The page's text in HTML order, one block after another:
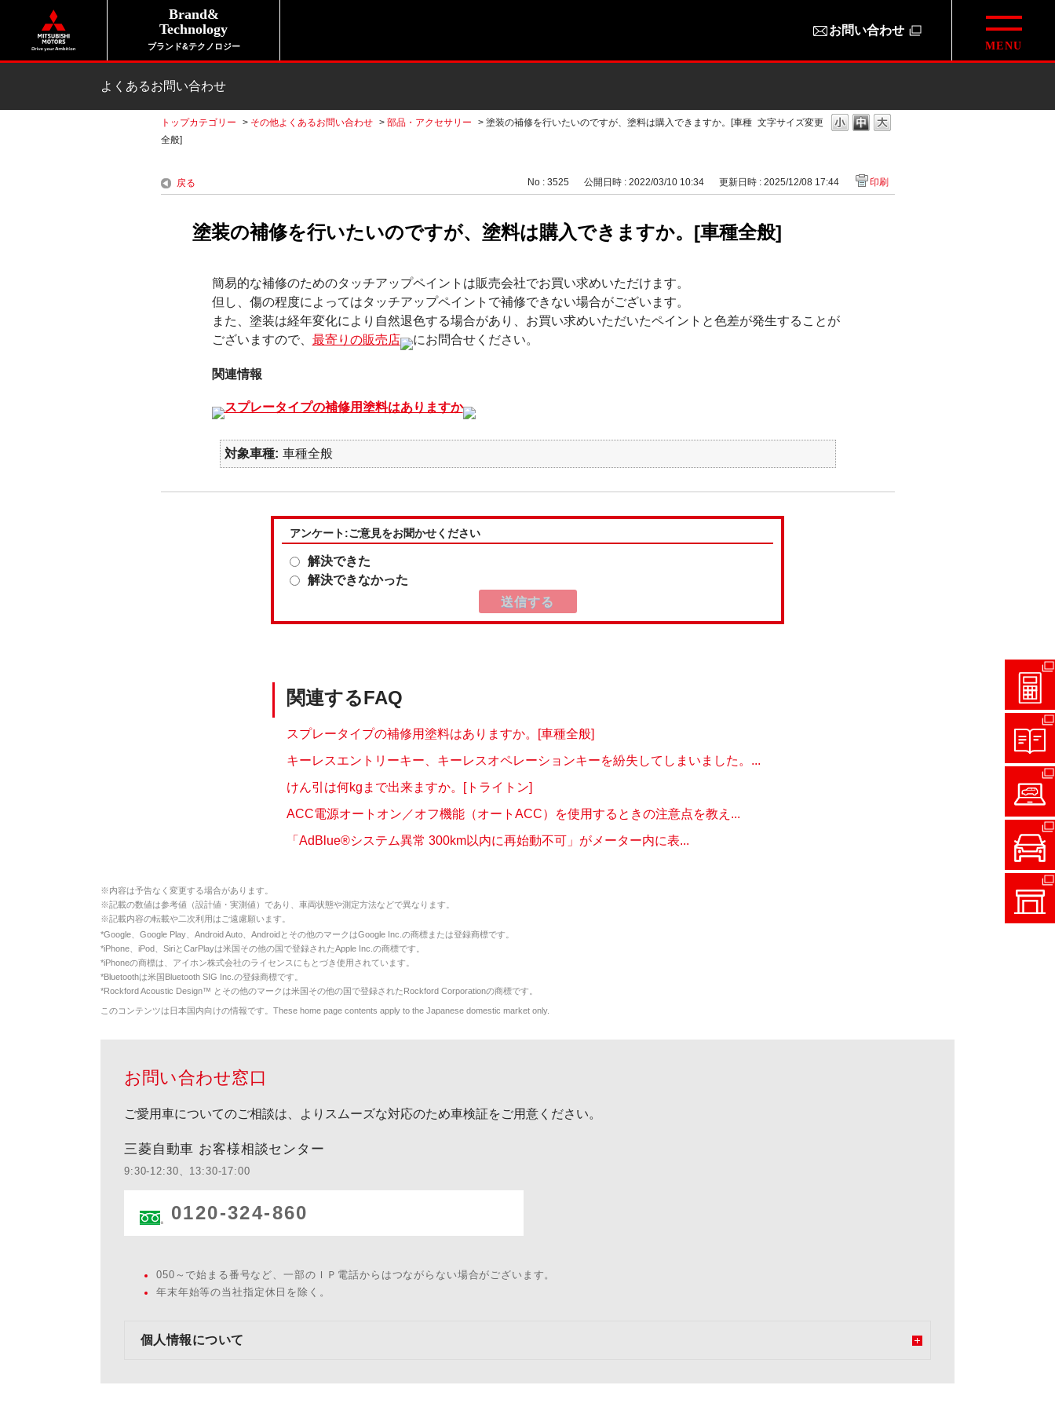
Brand&
Technology
ブランド&テクノロジー
お問い合わせ
よくあるお問い合わせ
文字サイズ変更
トップカテゴリー > その他よくあるお問い合わせ > 部品・アクセサリー > 塗装の補修を行いたいのですが、塗料は購入できますか。[車種
全般]
戻る No : 3525 公開日時 : 2022/03/10 10:34 更新日時 : 2025/12/08 17:44 印刷
塗装の補修を行いたいのですが、塗料は購入できますか。[車種全般]
簡易的な補修のためのタッチアップペイントは販売会社でお買い求めいただけます。
但し、傷の程度によってはタッチアップペイントで補修できない場合がございます。
また、塗装は経年変化により自然退色する場合があり、お買い求めいただいたペイントと色差が発生することが
ございますので、 最寄りの販売店 にお問合せください。
関連情報
スプレータイプの補修用塗料はありますか
対象車種 車種全般
アンケート:ご意見をお聞かせください
解決できた
解決できなかった
関連するFAQ
スプレータイプの補修用塗料はありますか。[車種全般]
キーレスエントリーキー、キーレスオペレーションキーを紛失してしまいました。...
けん引は何kgまで出来ますか。[トライトン]
ACC電源オートオン／オフ機能（オートACC）を使用するときの注意点を教え...
「AdBlue®システム異常 300km以内に再始動不可」がメーター内に表...
※内容は予告なく変更する場合があります。
※記載の数値は参考値（設計値・実測値）であり、車両状態や測定方法などで異なります。
※記載内容の転載や二次利用はご遠慮願います。
*Google、Google Play、Android Auto、Androidとその他のマークはGoogle Inc.の商標または登録商標です。
*iPhone、iPod、SiriとCarPlayは米国その他の国で登録されたApple Inc.の商標です。
*iPhoneの商標は、アイホン株式会社のライセンスにもとづき使用されています。
*Bluetoothは米国Bluetooth SIG Inc.の登録商標です。
*Rockford Acoustic Design™ とその他のマークは米国その他の国で登録されたRockford Corporationの商標です。
このコンテンツは日本国内向けの情報です。These home page contents apply to the Japanese domestic market only.
お問い合わせ窓口
ご愛用車についてのご相談は、よりスムーズな対応のため車検証をご用意ください。
三菱自動車 お客様相談センター
9:30-12:30、13:30-17:00
0120-324-860
050～で始まる番号など、一部のＩＰ電話からはつながらない場合がございます。
年末年始等の当社指定休日を除く。
個人情報について